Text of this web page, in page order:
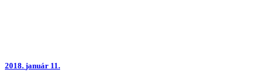
2018. január 11.